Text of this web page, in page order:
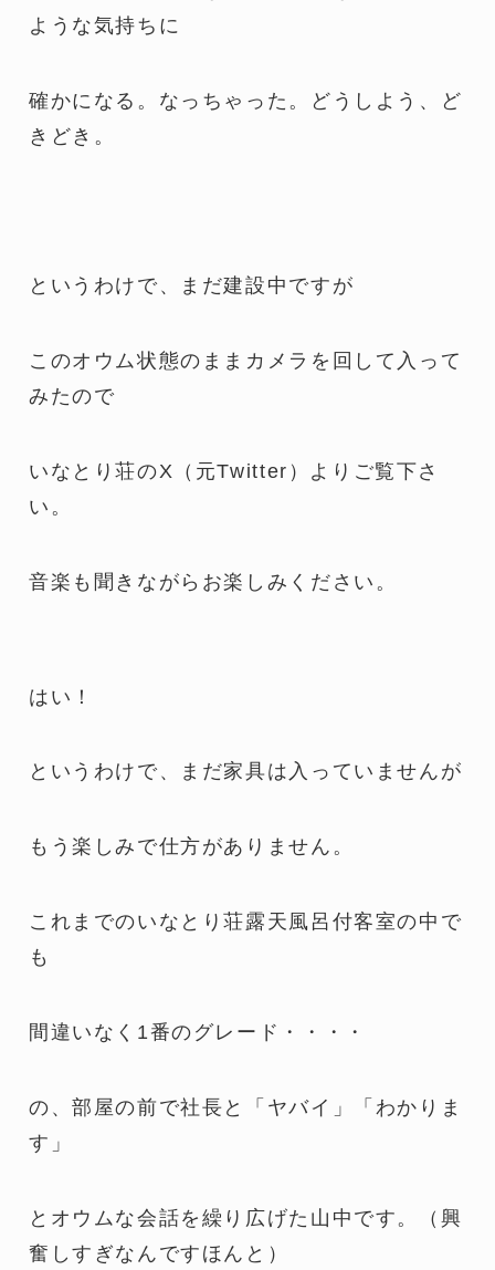
ような気持ちに
確かになる。なっちゃった。どうしよう、ど
きどき。
というわけで、まだ建設中ですが
このオウム状態のままカメラを回して入って
みたので
いなとり荘のX（元Twitter）よりご覧下さ
い。
音楽も聞きながらお楽しみください。
はい！
というわけで、まだ家具は入っていませんが
もう楽しみで仕方がありません。
これまでのいなとり荘露天風呂付客室の中で
も
間違いなく1番のグレード・・・・
の、部屋の前で社長と「ヤバイ」「わかりま
す」
とオウムな会話を繰り広げた山中です。（興
奮しすぎなんですほんと）